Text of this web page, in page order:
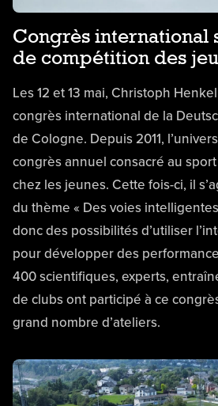
Congrès international
de compétition des
Les 12 et 13 mai, Christoph
congrès international de la
de Cologne. Depuis 2011,
congrès annuel consacré au
chez les jeunes. Cette fois-ci, il
du thème « Des voies
donc des possibilités d’utiliser
pour développer des
400 scientifiques, experts,
de clubs ont participé à ce
grand nombre d’ateliers.